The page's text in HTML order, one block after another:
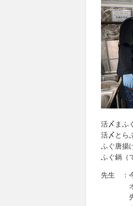
活〆ま
活〆と
ふぐ
ふぐ鍋
先生 ：
オース
先だっ